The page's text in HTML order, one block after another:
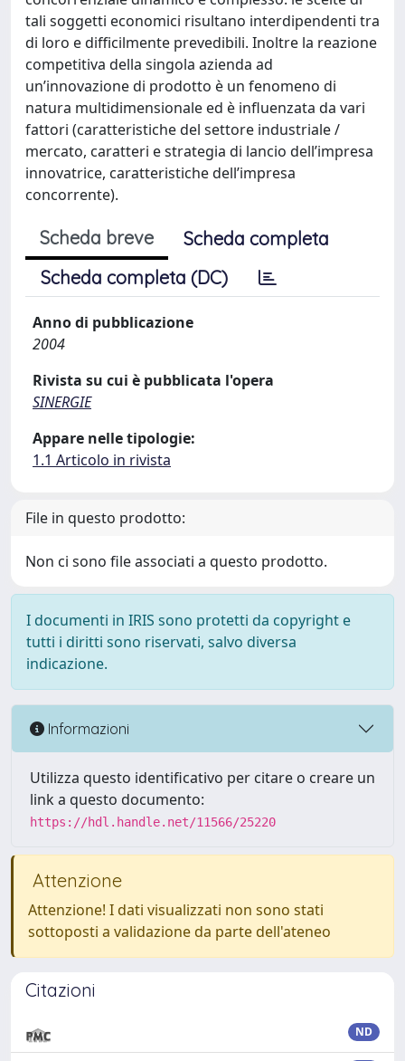
tali soggetti economici risultano interdipendenti tra
di loro e difficilmente prevedibili. Inoltre la reazione
competitiva della singola azienda ad
un’innovazione di prodotto è un fenomeno di
natura multidimensionale ed è influenzata da vari
fattori (caratteristiche del settore industriale /
mercato, caratteri e strategia di lancio dell’impresa
innovatrice, caratteristiche dell’impresa
concorrente).
Scheda breve
Scheda completa
Scheda completa (DC)
Anno di pubblicazione
2004
Rivista su cui è pubblicata l'opera
SINERGIE
Appare nelle tipologie:
1.1 Articolo in rivista
File in questo prodotto:
Non ci sono file associati a questo prodotto.
I documenti in IRIS sono protetti da copyright e
tutti i diritti sono riservati, salvo diversa
indicazione.
Informazioni
Utilizza questo identificativo per citare o creare un
link a questo documento:
https://hdl.handle.net/11566/25220
Attenzione
Attenzione! I dati visualizzati non sono stati
sottoposti a validazione da parte dell'ateneo
Citazioni
ND